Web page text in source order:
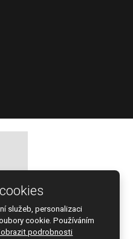
vytvořila eBRÁNA s.r.o.
použití
služeb, personalizaci
cookie. Používáním
podrobnosti